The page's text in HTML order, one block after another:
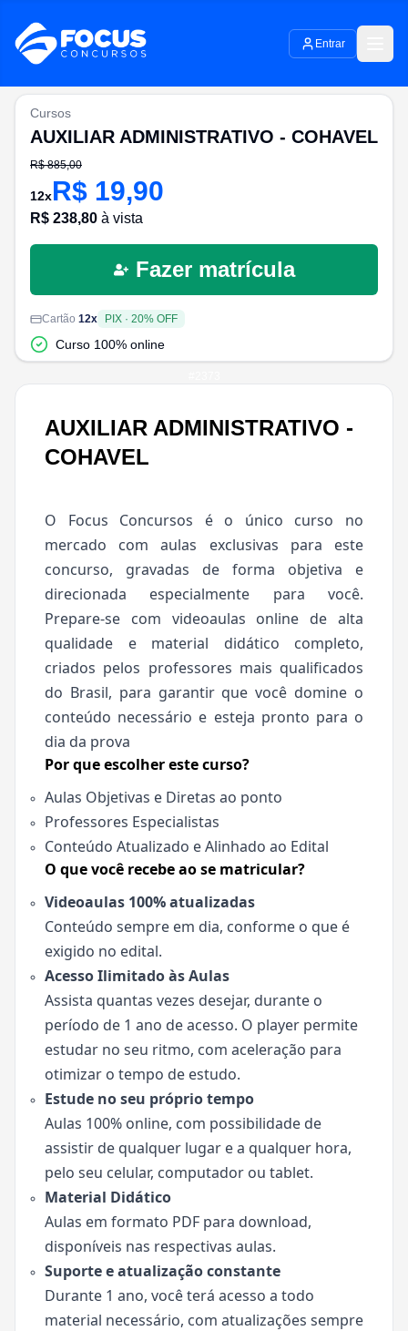
Entrar
AUXILIAR ADMINISTRATIVO -
COHAVEL
O Focus Concursos é o único curso no
mercado com aulas exclusivas para este
concurso, gravadas de forma objetiva e
direcionada especialmente para você.
Prepare-se com videoaulas online de alta
qualidade e material didático completo,
criados pelos professores mais qualificados
do Brasil, para garantir que você domine o
conteúdo necessário e esteja pronto para o
dia da prova
Por que escolher este curso?
Aulas Objetivas e Diretas ao ponto
Professores Especialistas
Conteúdo Atualizado e Alinhado ao Edital
O que você recebe ao se matricular?
Videoaulas 100% atualizadas
Conteúdo sempre em dia, conforme o que é
exigido no edital.
Acesso Ilimitado às Aulas
Assista quantas vezes desejar, durante o
período de 1 ano de acesso. O player permite
estudar no seu ritmo, com aceleração para
otimizar o tempo de estudo.
Estude no seu próprio tempo
Aulas 100% online, com possibilidade de
assistir de qualquer lugar e a qualquer hora,
pelo seu celular, computador ou tablet.
Material Didático
Aulas em formato PDF para download,
disponíveis nas respectivas aulas.
Suporte e atualização constante
Durante 1 ano, você terá acesso a todo
material necessário, com atualizações sempre
Cursos
AUXILIAR ADMINISTRATIVO - COHAVEL
R$885,00
12xR$ 19,90
R$ 238,80 à vista
Fazer matrícula
Cartão 12x PIX · 20% OFF
Curso 100% online